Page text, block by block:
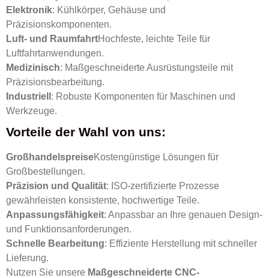
Elektronik: Kühlkörper, Gehäuse und
Präzisionskomponenten.
Luft- und RaumfahrtHochfeste, leichte Teile für
Luftfahrtanwendungen.
Medizinisch: Maßgeschneiderte Ausrüstungsteile mit
Präzisionsbearbeitung.
Industriell : Robuste Komponenten für Maschinen und
Werkzeuge.
Vorteile der Wahl von uns:
GroßhandelspreiseKostengünstige Lösungen für
Großbestellungen.
Präzision und Qualität: ISO-zertifizierte Prozesse
gewährleisten konsistente, hochwertige Teile.
Anpassungsfähigkeit: Anpassbar an Ihre genauen Design-
und Funktionsanforderungen.
Schnelle Bearbeitung: Effiziente Herstellung mit schneller
Lieferung.
Nutzen Sie unsere Maßgeschneiderte CNC-